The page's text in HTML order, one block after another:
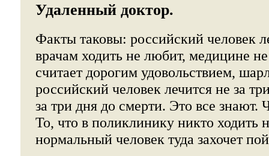
Удаленный доктор.
Факты таковы: российский человек
врачам ходить не любит, медицине не
считает дорогим удовольствием,
российский человек лечится не за
за три дня до смерти. Это все знают.
То, что в поликлинику никто ходить
нормальный человек туда захочет